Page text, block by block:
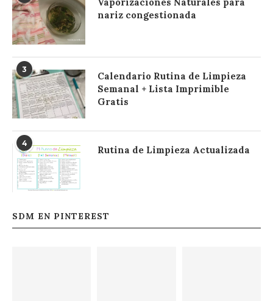
nariz congestionada
3
Calendario Rutina de Limpieza
Semanal + Lista Imprimible
Gratis
4
Rutina de Limpieza Actualizada
SDM EN PINTEREST